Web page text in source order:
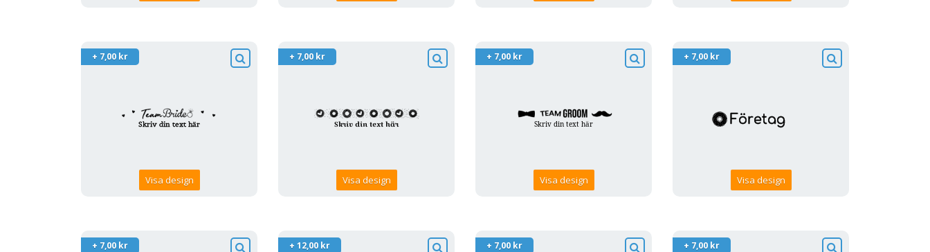
+ 7,00 kr
Visa design
+ 7,00 kr
Visa design
+ 7,00 kr
Visa design
+ 7,00 kr
Visa design
+ 7,00 kr + 12,00 kr + 7,00 kr + 7,00 kr